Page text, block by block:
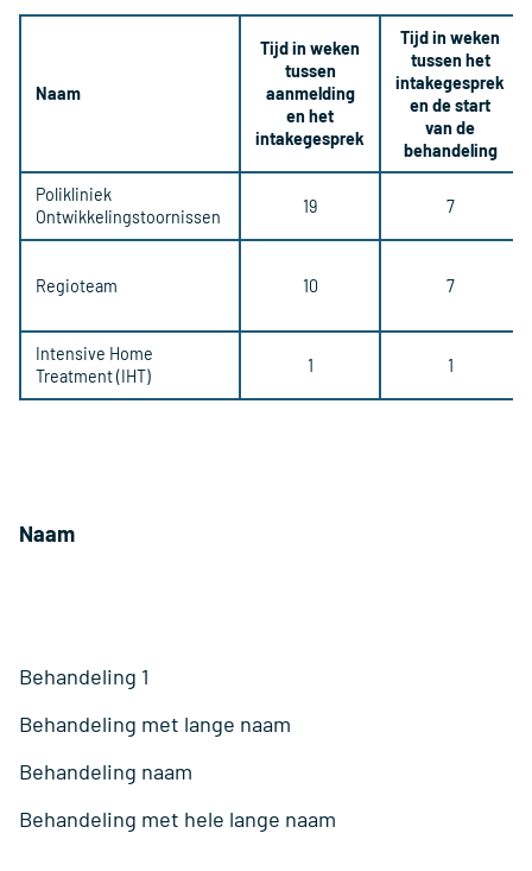
Naam
Tijd in weken
tussen
aanmelding
en het
intakegesprek
Tijd in weken
tussen het
intakegesprek
en de start
van de
behandeling
Polikliniek
Ontwikkelingstoornissen
19 7
Regioteam 10 7
Intensive Home
Treatment (IHT)
1 1
Naam
Behandeling 1
Behandeling met lange naam
Behandeling naam
Behandeling met hele lange naam